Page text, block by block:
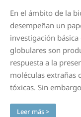
En el ámbito de la
desempeñan un
investigación
globulares son
respuesta a la
moléculas extrañas
tóxicas. Sin
Leer más >